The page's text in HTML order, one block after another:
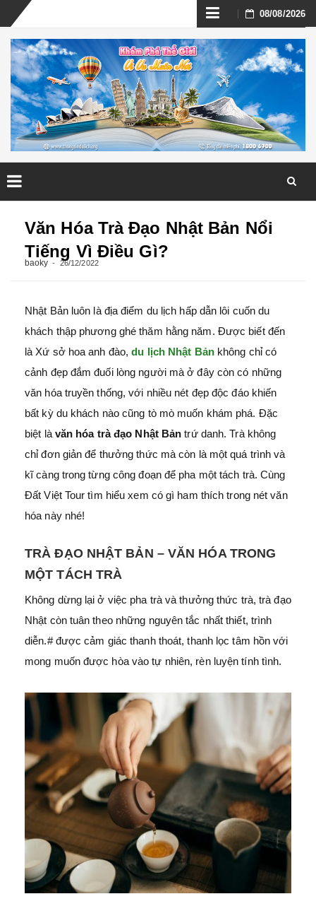
Skip
to
content
08/08/2026
Văn Hóa Trà Đạo Nhật Bản Nổi
Tiếng Vì Điều Gì?
baoky 26/12/2022
Nhật Bản luôn là địa điểm du lịch hấp dẫn lôi cuốn du
khách thập phương ghé thăm hằng năm. Được biết đến
là Xứ sở hoa anh đào, du lịch Nhật Bản không chỉ có
cảnh đẹp đắm đuối lòng người mà ở đây còn có những
văn hóa truyền thống, với nhiều nét đẹp độc đáo khiến
bất kỳ du khách nào cũng tò mò muốn khám phá. Đặc
biệt là văn hóa trà đạo Nhật Bản trứ danh. Trà không
chỉ đơn giản để thưởng thức mà còn là một quá trình và
kĩ càng trong từng công đoạn để pha một tách trà. Cùng
Đất Việt Tour tìm hiểu xem có gì ham thích trong nét văn
hóa này nhé!
TRÀ ĐẠO NHẬT BẢN – VĂN HÓA TRONG
MỘT TÁCH TRÀ
Không dừng lại ở việc pha trà và thưởng thức trà, trà đạo
Nhật còn tuân theo những nguyên tắc nhất thiết, trình
diễn.# được cảm giác thanh thoát, thanh lọc tâm hồn với
mong muốn được hòa vào tự nhiên, rèn luyện tính tình.